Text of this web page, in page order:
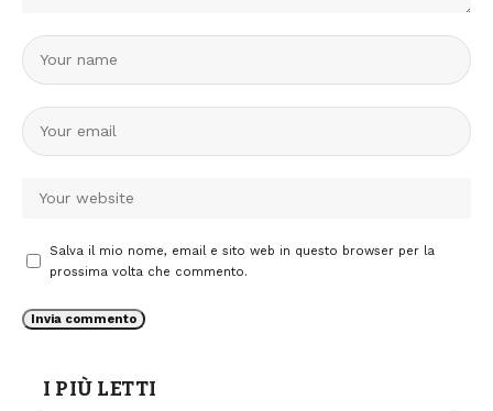
Salva il mio nome, email e sito web in questo browser per la
prossima volta che commento.
I PIÙ LETTI